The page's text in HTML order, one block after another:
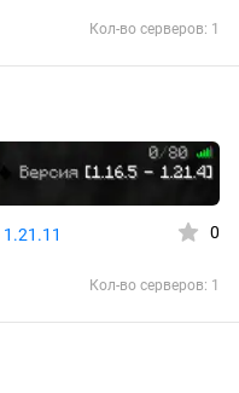
Кол-во серверов: 1
1.21.11 0
Кол-во серверов: 1